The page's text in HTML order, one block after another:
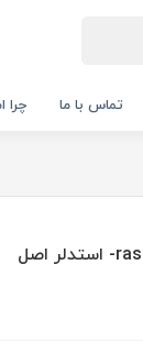
تماس با ما چرا